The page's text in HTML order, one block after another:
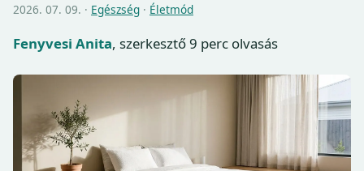
2026. 07. 09. · Egészség · Életmód
Fenyvesi Anita, szerkesztő9 perc olvasás